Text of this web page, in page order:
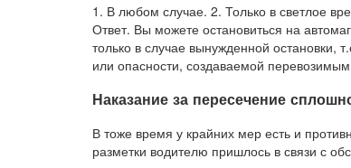
1. В любом случае. 2. Только в светлое
Ответ. Вы можете остановиться на
только в случае вынужденной остановки,
или опасности, создаваемой
Наказание за пересечение
В тоже время у крайних мер есть и
разметки водителю пришлось в связи с